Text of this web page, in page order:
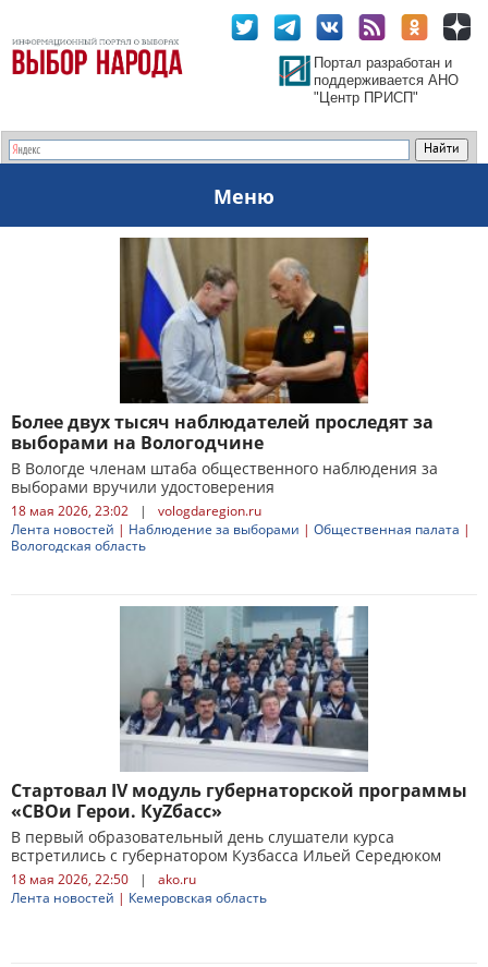
Портал разработан и
поддерживается АНО
"Центр ПРИСП"
Меню
Более двух тысяч наблюдателей проследят за
выборами на Вологодчине
В Вологде членам штаба общественного наблюдения за
выборами вручили удостоверения
18 мая 2026, 23:02 |
vologdaregion.ru
Лента новостей | Наблюдение за выборами | Общественная палата |
Вологодская область
Стартовал IV модуль губернаторской программы
«СВОи Герои. КуZбасс»
В первый образовательный день слушатели курса
встретились с губернатором Кузбасса Ильей Середюком
18 мая 2026, 22:50 |
ako.ru
Лента новостей | Кемеровская область